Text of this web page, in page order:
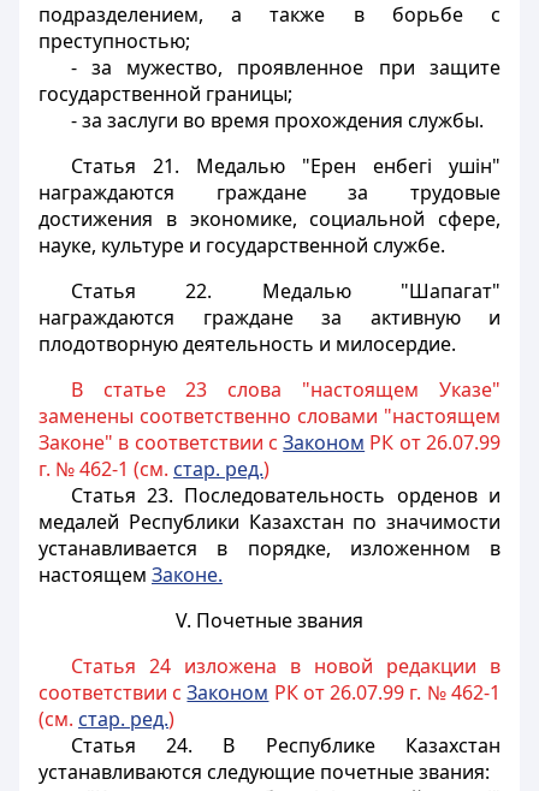
подразделением, а также в борьбе с
преступностью;
- за мужество, проявленное при защите
государственной границы;
- за заслуги во время прохождения службы.
Статья 21. Медалью "Ерен енбегi ушiн"
награждаются граждане за трудовые
достижения в экономике, социальной сфере,
науке, культуре и государственной службе.
Статья 22. Медалью "Шапагат"
награждаются граждане за активную и
плодотворную деятельность и милосердие.
В статье 23 слова "настоящем Указе"
заменены соответственно словами "настоящем
Законе" в соответствии сЗаконом РК от 26.07.99
г. № 462-1 (см. стар. ред.)
Статья 23. Последовательность орденов и
медалей Республики Казахстан по значимости
устанавливается в порядке, изложенном в
настоящем Законе.
V. Почетные звания
Статья 24 изложена в новой редакции в
соответствии сЗаконом РК от 26.07.99 г. № 462-1
(см. стар. ред.)
Статья 24. В Республике Казахстан
устанавливаются следующие почетные звания: